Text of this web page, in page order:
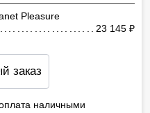
Pleasure
23 145
заказ
наличными